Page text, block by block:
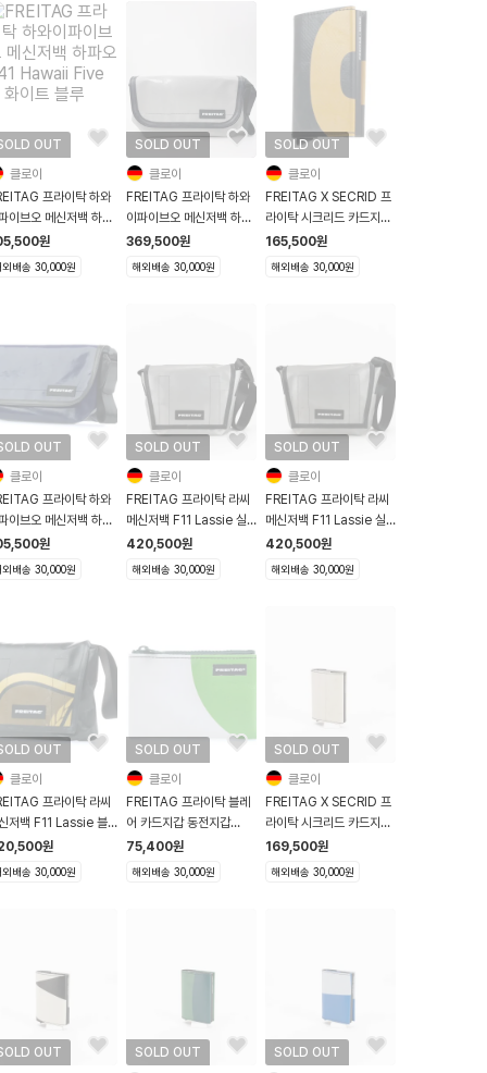
OUT
클로이
프라이탁 하와
이브오 메신저백 하파
Hawaii Five O
트 블루
원
외배송 30,000원
SOLD OUT
클로이
FREITAG 프라이탁 하와
이파이브오 메신저백 하파
오 F41 Hawaii Five O
그레이
369,500원
해외배송 30,000원
SOLD OUT
클로이
FREITAG X SECRID 프
라이탁 시크리드 카드지갑
F705 블랙 옐로우
165,500원
해외배송 30,000원
OUT
클로이
프라이탁 하와
이브오 메신저백 하파
Hawaii Five O
비블루
원
외배송 30,000원
SOLD OUT
클로이
FREITAG 프라이탁 라씨
메신저백 F11 Lassie 실
버
420,500원
해외배송 30,000원
SOLD OUT
클로이
FREITAG 프라이탁 라씨
메신저백 F11 Lassie 실
버
420,500원
해외배송 30,000원
OUT
클로이
프라이탁 라씨
저백 F11 Lassie 블
로우 브라운
원
외배송 30,000원
SOLD OUT
클로이
FREITAG 프라이탁 블레
어 카드지갑 동전지갑
F05 Blair 그린 화이트
75,400원
해외배송 30,000원
SOLD OUT
클로이
FREITAG X SECRID 프
라이탁 시크리드 카드지갑
F705 아이보리
169,500원
해외배송 30,000원
OUT
SOLD OUT
SOLD OUT